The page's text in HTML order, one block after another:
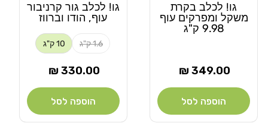
גו! לכלב בקרת
משקל ומפרקים עוף
9.98 ק"ג
מחיר
349.00 ₪
הוספה לסל
גו! לכלב גור קרניבור
עוף, הודו וברווז
1.6 ק"ג 10 ק"ג
מחיר
330.00 ₪
הוספה לסל